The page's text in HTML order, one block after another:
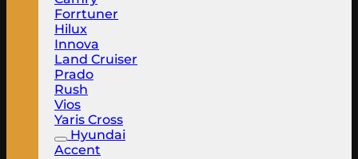
Forrtuner
Hilux
Innova
Land Cruiser
Prado
Rush
Vios
Yaris Cross
Hyundai
Accent